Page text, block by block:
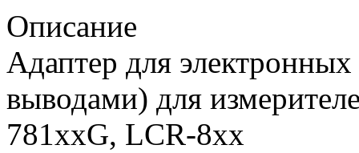
Описание
Адаптер для
выводами) для
781xxG, LCR-8xx